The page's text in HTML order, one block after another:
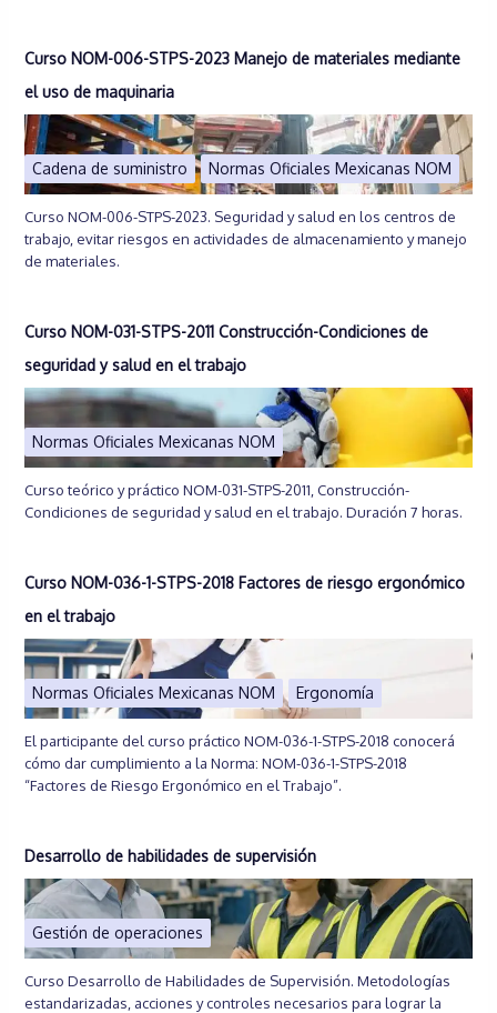
Curso NOM-006-STPS-2023 Manejo de materiales mediante
el uso de maquinaria
Cadena de suministro Normas Oficiales Mexicanas NOM
Curso NOM-006-STPS-2023. Seguridad y salud en los centros de
trabajo, evitar riesgos en actividades de almacenamiento y manejo
de materiales.
Curso NOM-031-STPS-2011 Construcción-Condiciones de
seguridad y salud en el trabajo
Normas Oficiales Mexicanas NOM
Curso teórico y práctico NOM-031-STPS-2011, Construcción-
Condiciones de seguridad y salud en el trabajo. Duración 7 horas.
Curso NOM-036-1-STPS-2018 Factores de riesgo ergonómico
en el trabajo
Normas Oficiales Mexicanas NOM Ergonomía
El participante del curso práctico NOM-036-1-STPS-2018 conocerá
cómo dar cumplimiento a la Norma: NOM-036-1-STPS-2018
“Factores de Riesgo Ergonómico en el Trabajo”.
Desarrollo de habilidades de supervisión
Gestión de operaciones
Curso Desarrollo de Habilidades de Supervisión. Metodologías
estandarizadas, acciones y controles necesarios para lograr la